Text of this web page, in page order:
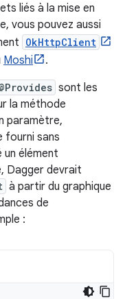
liés à la mise en
vous pouvez aussi
OkHttpClient
Moshi
.
sont les
la méthode
paramètre,
fourni sans
un élément
Dagger devrait
à partir du graphique
de
: